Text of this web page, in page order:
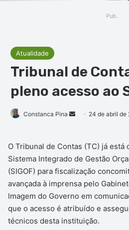
Pub.
Atualidade
Tribunal de
pleno acesso ao
Constanca Pina
Mande
mail
24 de abril de
O Tribunal de Contas (TC) já está
Sistema Integrado de Gestão
(SIGOF) para fiscalização
avançada à imprensa pelo
Imagem do Governo em
que o acesso é atribuído e
técnicos desta instituição.